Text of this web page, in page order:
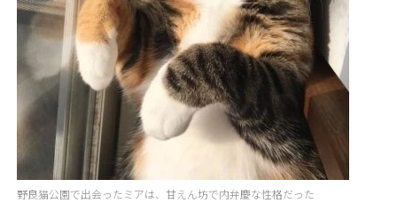
野良猫公園で出会ったミアは、甘えん坊で内弁慶な性格だった